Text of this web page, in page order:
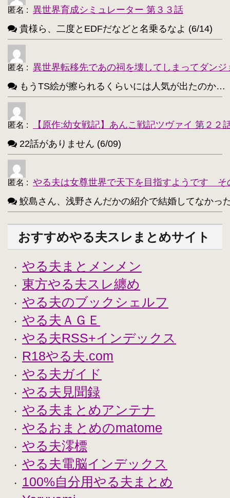
匿名 : 異世界育成シミュレーター 第３３話
貴様ら、二度とEDFだなどと名乗るなよ (6/14)
匿名 : 異世界転移先であの祠を壊してしまってダン
もうTS絵が擦られるくらいには人気が出たのか…
匿名 :
【原作:幼女戦記】あんこ戦記ツヴァイ 第２２
22話がありません (6/09)
匿名 : やる夫は女尊世界で天下を目指すようです そ
鮫島さん、浅野さんだかの紹介で結婚してなかっ
おすすめやる夫スレまとめサイト
・ やる夫まとメンメン
・ 東方やる夫スレ纏め
・ やる夫のブックシェルフ
・ やる夫ＡＧＥ
・ やる夫RSS+インデックス
・ R18やる夫.com
・ やる夫ガイド
・ やる夫見聞録
・ やる夫まとめアンテナ
・ やるおまとめのmatome
・ やる夫澪標
・ やる夫電脳インデックス
・ 100%自分用やる夫まとめ